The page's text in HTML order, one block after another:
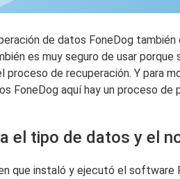
de datos FoneDog también
es muy seguro de usar
proceso de recuperación. Y para
FoneDog aquí hay un proceso
el tipo de datos y el
que instaló y ejecutó el software